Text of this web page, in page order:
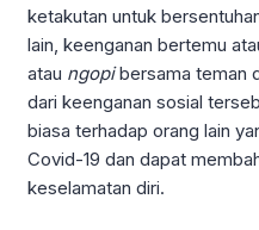
ketakutan untuk
lain, keenganan bertemu
atau ngopibersama teman
dari keenganan sosial
biasa terhadap orang lain
Covid-19 dan dapat
keselamatan diri.